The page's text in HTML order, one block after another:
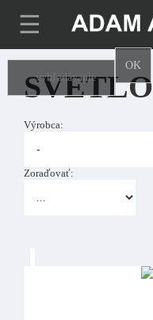
☰
OK
SVETLO
Výrobca:
Zoraďovať: